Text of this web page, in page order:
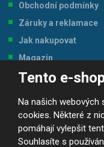
Tento e-
Na našich webových
cookies. Některé z
pomáhají vylepšit
Souhlasíte s
Obchodní podmínky
Záruky a reklamace
Jak nakupovat
Magazín
Tabulka velikostí